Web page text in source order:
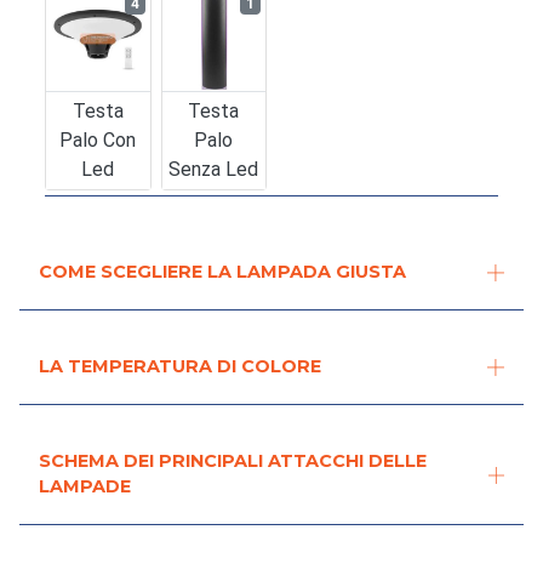
Testa
Palo Con
Led
4
Testa
Palo
Senza Led
1
COME SCEGLIERE LA LAMPADA GIUSTA
LA TEMPERATURA DI COLORE
SCHEMA DEI PRINCIPALI ATTACCHI DELLE
LAMPADE